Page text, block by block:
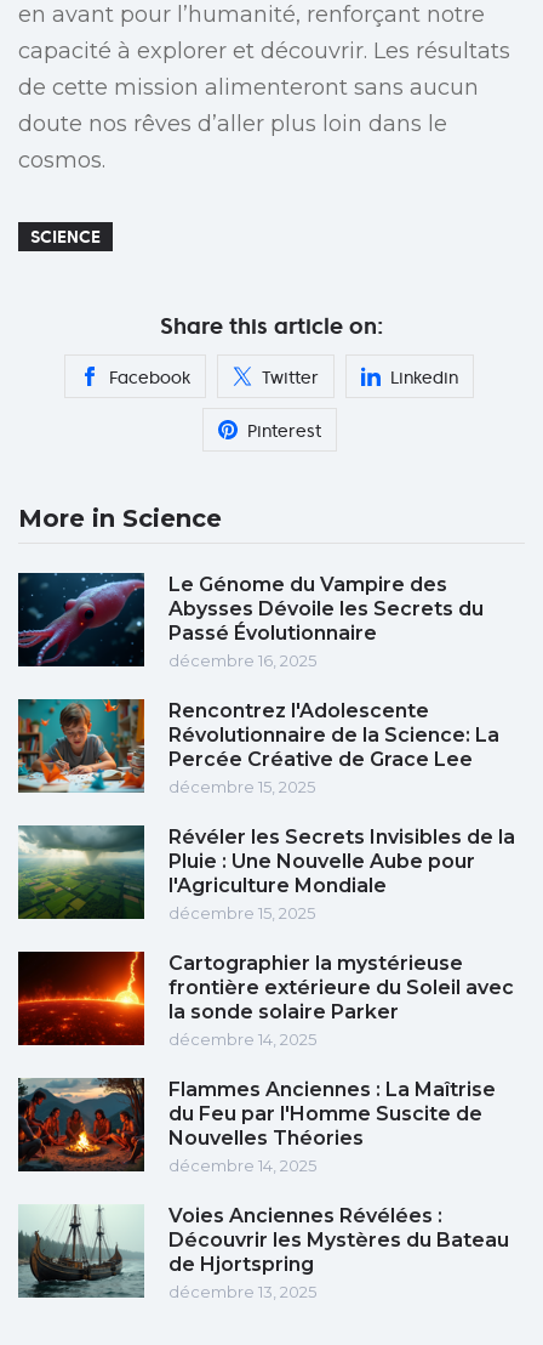
en avant pour l’humanité, renforçant notre
capacité à explorer et découvrir. Les résultats
de cette mission alimenteront sans aucun
doute nos rêves d’aller plus loin dans le
cosmos.
SCIENCE
Share this article on:
Facebook Twitter Linkedin
Pinterest
More in Science
Le Génome du Vampire des
Abysses Dévoile les Secrets du
Passé Évolutionnaire
décembre 16, 2025
Rencontrez l'Adolescente
Révolutionnaire de la Science: La
Percée Créative de Grace Lee
décembre 15, 2025
Révéler les Secrets Invisibles de la
Pluie : Une Nouvelle Aube pour
l'Agriculture Mondiale
décembre 15, 2025
Cartographier la mystérieuse
frontière extérieure du Soleil avec
la sonde solaire Parker
décembre 14, 2025
Flammes Anciennes : La Maîtrise
du Feu par l'Homme Suscite de
Nouvelles Théories
décembre 14, 2025
Voies Anciennes Révélées :
Découvrir les Mystères du Bateau
de Hjortspring
décembre 13, 2025